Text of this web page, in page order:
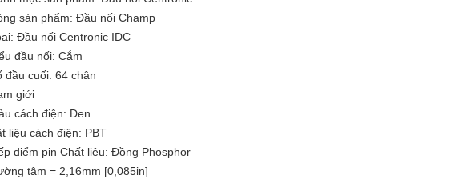
sản phẩm: Đầu nối Champ
Đầu nối Centronic IDC
đầu nối: Cắm
đầu cuối: 64 chân
giới
cách điện: Đen
liệu cách điện: PBT
điểm pin Chất liệu: Đồng Phosphor
tâm = 2,16mm [0,085in]